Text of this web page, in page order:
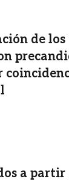
de
a partir